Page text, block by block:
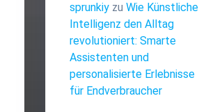
sprunkiyzu Wie Künstliche
Intelligenz den Alltag
revolutioniert: Smarte
Assistenten und
personalisierte Erlebnisse
für Endverbraucher